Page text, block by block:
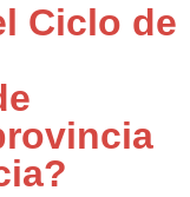
Ciclo de